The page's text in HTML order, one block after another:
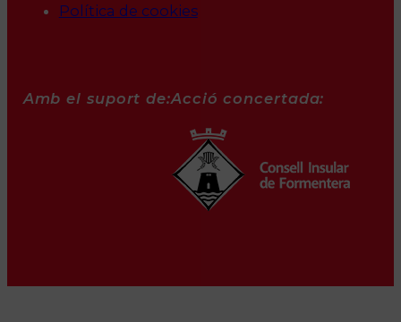
Política de cookies
Amb el suport de:Acció concertada: